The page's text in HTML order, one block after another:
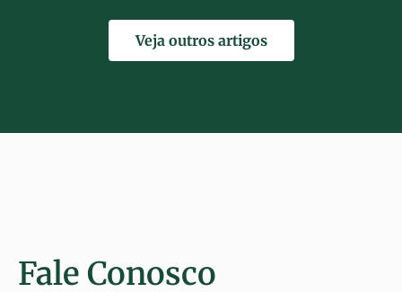
Veja outros artigos
Fale Conosco